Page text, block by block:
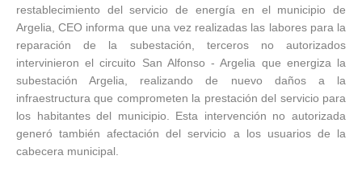
restablecimiento del servicio de energía en el municipio de
Argelia, CEO informa que una vez realizadas las labores para la
reparación de la subestación, terceros no autorizados
intervinieron el circuito San Alfonso - Argelia que energiza la
subestación Argelia, realizando de nuevo daños a la
infraestructura que comprometen la prestación del servicio para
los habitantes del municipio. Esta intervención no autorizada
generó también afectación del servicio a los usuarios de la
cabecera municipal.